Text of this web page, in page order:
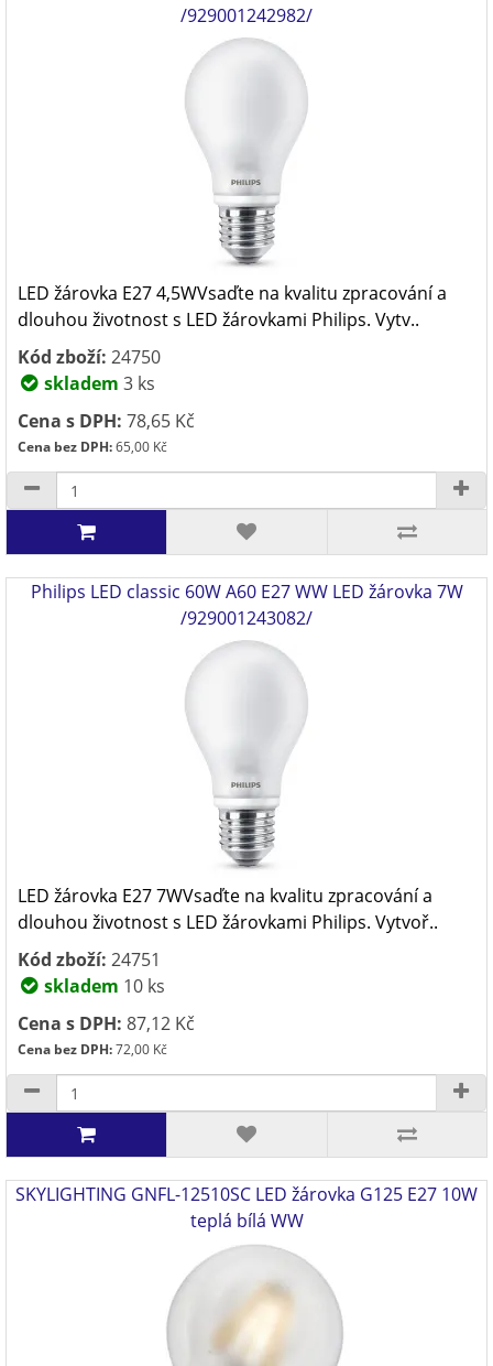
/929001242982/
LED žárovka E27 4,5WVsaďte na kvalitu zpracování a
dlouhou životnost s LED žárovkami Philips. Vytv..
Kód zboží: 24750
skladem 3 ks
Cena s DPH: 78,65 Kč
Cena bez DPH:65,00 Kč
Philips LED classic 60W A60 E27 WW LED žárovka 7W
/929001243082/
LED žárovka E27 7WVsaďte na kvalitu zpracování a
dlouhou životnost s LED žárovkami Philips. Vytvoř..
Kód zboží: 24751
skladem 10 ks
Cena s DPH: 87,12 Kč
Cena bez DPH:72,00 Kč
SKYLIGHTING GNFL-12510SC LED žárovka G125 E27 10W
teplá bílá WW